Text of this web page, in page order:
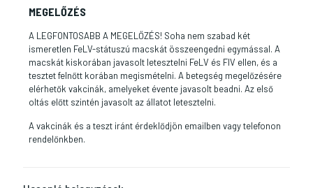
MEGELŐZÉS
A LEGFONTOSABB A MEGELŐZÉS! Soha nem szabad két
ismeretlen FeLV-státuszú macskát összeengedni egymással. A
macskát kiskorában javasolt letesztelni FeLV és FIV ellen, és a
tesztet felnőtt korában megismételni. A betegség megelőzésére
elérhetők vakcinák, amelyeket évente javasolt beadni. Az első
oltás előtt szintén javasolt az állatot letesztelni.
A vakcinák és a teszt iránt érdeklődjön emailben vagy telefonon
rendelőnkben.